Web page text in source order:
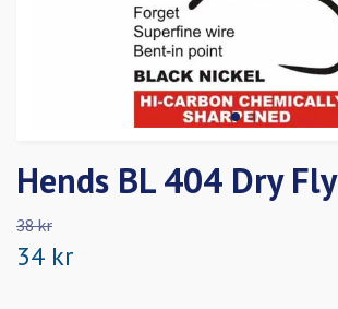
Hends BL 404 Dry Fly
38 kr
34 kr